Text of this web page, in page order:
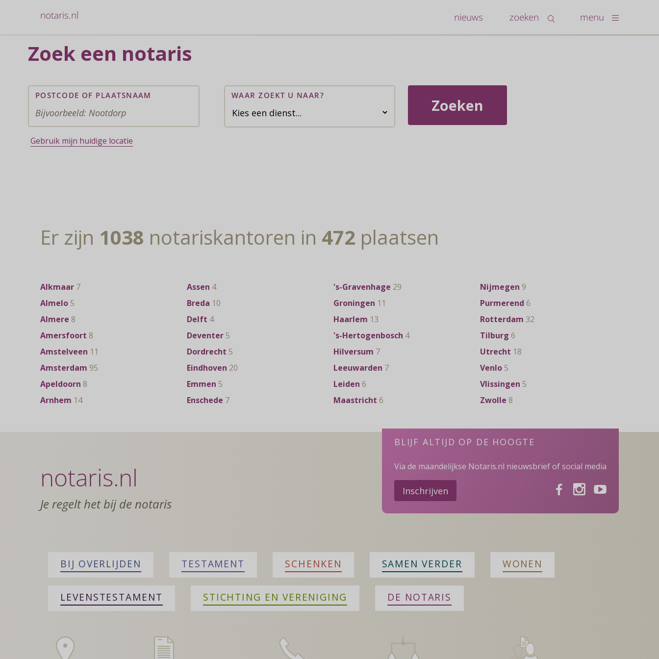
notaris.nl nieuws zoeken menu
Zoek een notaris
POSTCODE OF PLAATSNAAM
Gebruik mijn huidige locatie
WAAR ZOEKT U NAAR?
Zoeken
Er zijn 1038 notariskantoren in 472 plaatsen
Alkmaar 7
Almelo 5
Almere 8
Amersfoort 8
Amstelveen 11
Amsterdam 95
Apeldoorn 8
Arnhem 14
Assen 4
Breda 10
Delft 4
Deventer 5
Dordrecht 5
Eindhoven 20
Emmen 5
Enschede 7
's-Gravenhage 29
Groningen 11
Haarlem 13
's-Hertogenbosch 4
Hilversum 7
Leeuwarden 7
Leiden 6
Maastricht 6
Nijmegen 9
Purmerend 6
Rotterdam 32
Tilburg 6
Utrecht 18
Venlo 5
Vlissingen 5
Zwolle 8
BLIJF ALTIJD OP DE HOOGTE
Via de maandelijkse Notaris.nl nieuwsbrief of social media
Inschrijven FacebookInstagram
Youtube
notaris.nl
Je regelt het bij de notaris
BIJ OVERLIJDEN TESTAMENT SCHENKEN SAMEN VERDER WONEN
LEVENSTESTAMENT STICHTING EN VERENIGING DE NOTARIS